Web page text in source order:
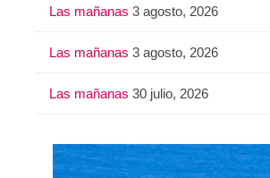
Las mañanas 3 agosto, 2026
Las mañanas 3 agosto, 2026
Las mañanas 30 julio, 2026